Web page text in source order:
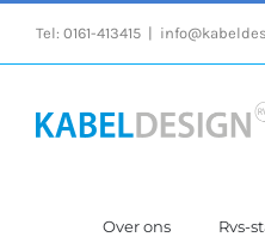
Tel: 0161-413415
Over ons Rvs-